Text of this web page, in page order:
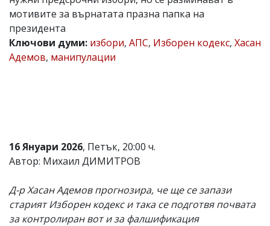
Коментарите
статиите
се
въвеждат
за
тях!
Ако
обиден
за
вас
коментар,
мотивите за върнатата празна папка на
президента
Ключови думи: избори, АПС, Изборен кодекс, Хасан
Адемов, манипулации
16 Януари 2026, Петък, 20:00 ч.
Автор: Михаил ДИМИТРОВ
Д-р Хасан Адемов прогнозира, че ще се запази
старият Изборен кодекс и така се подготвя почвата
за контролиран вот и за фалшификация